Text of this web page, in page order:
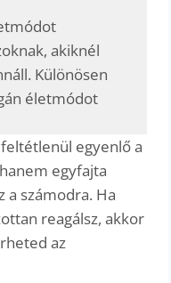
akiknél
Különösen
életmódot
egyenlő a
egyfajta
a számodra. Ha
reagálsz, akkor
az